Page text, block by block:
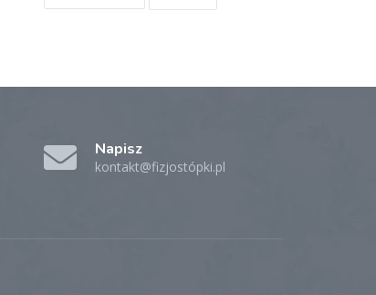
Napisz
kontakt@fizjostópki.pl